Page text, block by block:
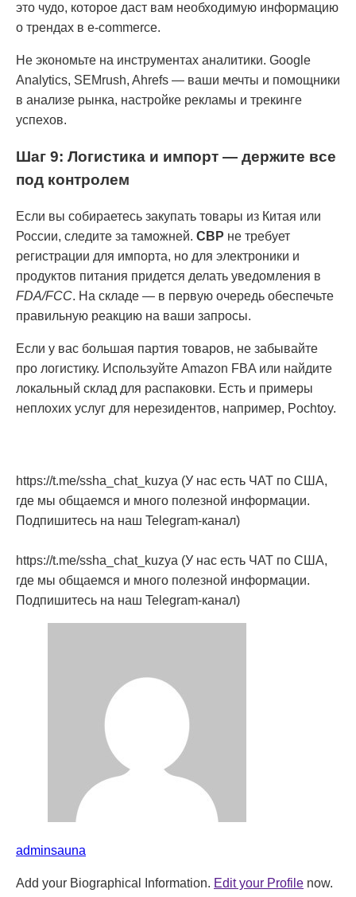
это чудо, которое даст вам необходимую информацию
о трендах в e-commerce.
Не экономьте на инструментах аналитики. Google
Analytics, SEMrush, Ahrefs — ваши мечты и помощники
в анализе рынка, настройке рекламы и трекинге
успехов.
Шаг 9: Логистика и импорт — держите все
под контролем
Если вы собираетесь закупать товары из Китая или
России, следите за таможней. CBP не требует
регистрации для импорта, но для электроники и
продуктов питания придется делать уведомления в
FDA/FCC. На складе — в первую очередь обеспечьте
правильную реакцию на ваши запросы.
Если у вас большая партия товаров, не забывайте
про логистику. Используйте Amazon FBA или найдите
локальный склад для распаковки. Есть и примеры
неплохих услуг для нерезидентов, например, Pochtoy.
https://t.me/ssha_chat_kuzya (У нас есть ЧАТ по США,
где мы общаемся и много полезной информации.
Подпишитесь на наш Telegram-канал)
https://t.me/ssha_chat_kuzya (У нас есть ЧАТ по США,
где мы общаемся и много полезной информации.
Подпишитесь на наш Telegram-канал)
adminsauna
Add your Biographical Information. Edit your Profile now.